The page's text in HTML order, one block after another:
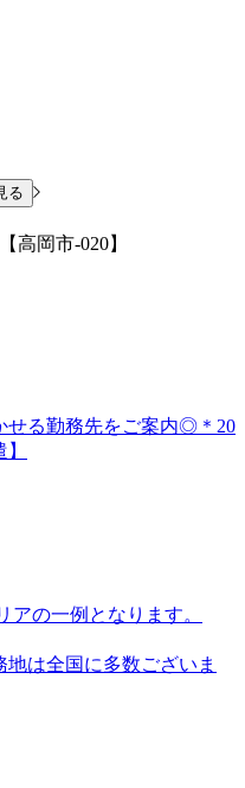
る
高岡市-020】
せる勤務先をご案内◎＊20
の一例となります。
は全国に多数ございま